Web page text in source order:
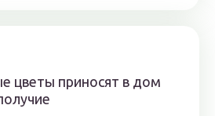
цветы приносят в дом